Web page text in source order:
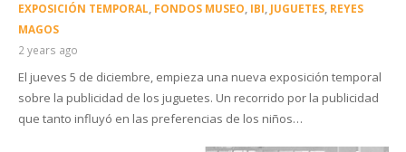
EXPOSICIÓN TEMPORAL, FONDOS MUSEO, IBI, JUGUETES, REYES
MAGOS
2 years ago
El jueves 5 de diciembre, empieza una nueva exposición temporal
sobre la publicidad de los juguetes. Un recorrido por la publicidad
que tanto influyó en las preferencias de los niños…